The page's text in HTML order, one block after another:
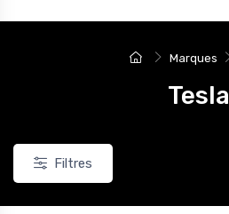
Marques
Tesla
Filtres